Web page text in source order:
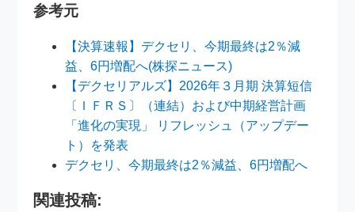
参考元
【決算速報】デクセリ、今期最終は2％減
益、6円増配へ(株探ニュース)
【デクセリアルズ】2026年３月期 決算短信
〔ＩＦＲＳ〕（連結）および中期経営計画
「進化の実現」 リフレッシュ（アップデー
ト）を発表
デクセリ、今期最終は2％減益、6円増配へ
関連投稿: